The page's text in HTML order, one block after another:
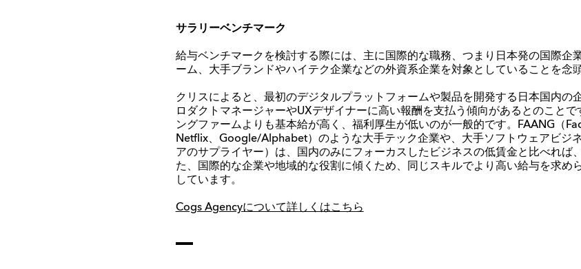
サラリーベンチマーク
給与ベンチマークを検討する際には、主に国際的な職務、つまり日本発の国際企
ーム、大手ブランドやハイテク企業などの外資系企業を対象としていることを念
クリスによると、最初のデジタルプラットフォームや製品を開発する日本国内の
ロダクトマネージャーやUXデザイナーに高い報酬を支払う傾向があるとのこと
ングファームよりも基本給が高く、福利厚生が低いのが一般的です。
FAANG（
Netflix、Google/Alphabet） のような大手テック企業や、大手ソフトウェアビジ
アのサプライヤー）は、国内のみにフォーカスしたビジネスの低賃金と比べれば
た、国際的な企業や地域的な役割に傾くため、同じスキルでより高い給与を求め
しています。
Cogs Agencyについて詳しくはこちら